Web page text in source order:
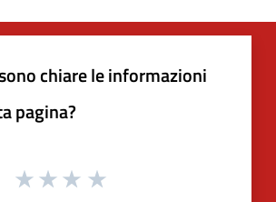
chiare le informazioni
pagina?